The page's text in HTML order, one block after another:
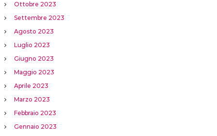
Ottobre 2023
Settembre 2023
Agosto 2023
Luglio 2023
Giugno 2023
Maggio 2023
Aprile 2023
Marzo 2023
Febbraio 2023
Gennaio 2023